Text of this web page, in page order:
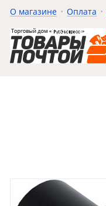
О магазине Оплата